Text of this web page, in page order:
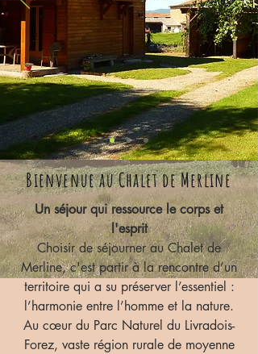
Bienvenue au Chalet de Merline
Un séjour qui ressource le corps et
l'esprit
Choisir de séjourner au Chalet de
Merline, c'est partir à la rencontre d’un
territoire qui a su préserver l’essentiel :
l’harmonie entre l’homme et la nature.
Au cœur du Parc Naturel du Livradois-
Forez, vaste région rurale de moyenne